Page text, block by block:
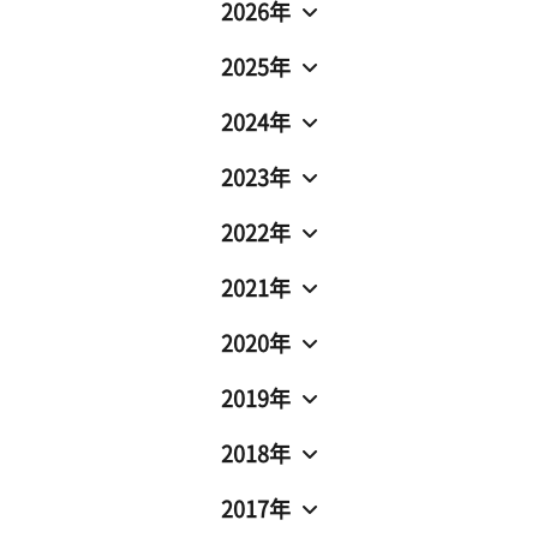
2026年
2025年
2024年
2023年
2022年
2021年
2020年
2019年
2018年
2017年